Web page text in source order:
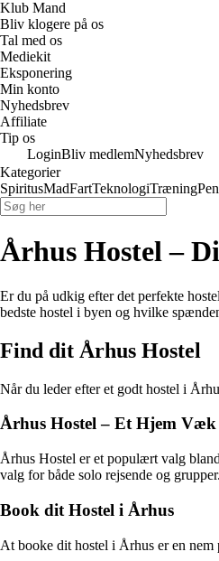
Klub Mand
Bliv klogere på os
Tal med os
Mediekit
Eksponering
Min konto
Nyhedsbrev
Affiliate
Tip os
LoginBliv medlemNyhedsbrev
Kategorier
SpiritusMadFartTeknologiTræning
Århus Hostel –
Er du på udkig efter det perfekte
bedste hostel i byen og hvilke
Find dit Århus Hostel
Når du leder efter et godt hostel i
Århus Hostel – Et Hjem
Århus Hostel er et populært valg
valg for både solo rejsende og grupper.
Book dit Hostel i Århus
At booke dit hostel i Århus er en